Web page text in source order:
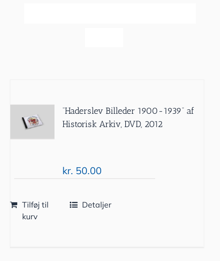
”Haderslev Billeder 1900-1939” af
Historisk Arkiv, DVD, 2012
kr. 50.00
Tilføj til
kurv
Detaljer